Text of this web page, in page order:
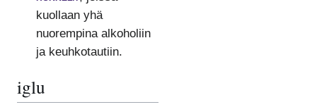
kuollaan yhä
nuorempina alkoholiin
ja keuhkotautiin.
iglu